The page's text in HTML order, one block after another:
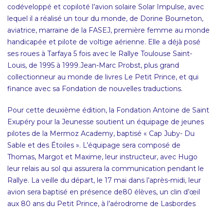
codéveloppé et copiloté l’avion solaire Solar Impulse, avec
lequel il a réalisé un tour du monde, de Dorine Bourneton,
aviatrice, marraine de la FASEJ, première femme au monde
handicapée et pilote de voltige aérienne. Elle a déjà posé
ses roues à Tarfaya 5 fois avec le Rallye Toulouse Saint-
Louis, de 1995 à 1999.Jean-Marc Probst, plus grand
collectionneur au monde de livres Le Petit Prince, et qui
finance avec sa Fondation de nouvelles traductions.
Pour cette deuxième édition, la Fondation Antoine de Saint
Exupéry pour la Jeunesse soutient un équipage de jeunes
pilotes de la Mermoz Academy, baptisé « Cap Juby- Du
Sable et des Étoiles ». L’équipage sera composé de
Thomas, Margot et Maxime, leur instructeur, avec Hugo
leur relais au sol qui assurera la communication pendant le
Rallye. La veille du départ, le 17 mai dans l’après-midi, leur
avion sera baptisé en présence de80 élèves, un clin d’œil
aux 80 ans du Petit Prince, à l’aérodrome de Lasbordes